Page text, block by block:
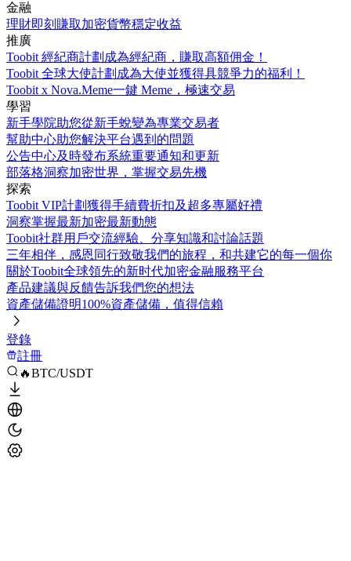
金融
理財即刻賺取加密貨幣穩定收益
推廣
Toobit 經紀商計劃 成為經紀商，賺取高額佣金！
Toobit 全球大使計劃 成為大使並獲得具競爭力的福利！
Toobit x Nova.Meme一鍵 Meme，極速交易
學習
新手學院助您從新手蛻變為專業交易者
幫助中心助您解決平台遇到的問題
公告中心及時發布系統重要通知和更新
部落格洞察加密世界，掌握交易先機
探索
Toobit VIP計劃獲得手續費折扣及超多專屬好禮
洞察掌握最新加密最新動態
Toobit社群用戶交流經驗、分享知識和討論話題
三年相伴，感恩同行致敬我們的旅程，和共建它的每一個你
關於Toobit全球領先的新时代加密金融服務平台
產品建議與反饋告訴我們您的想法
資產儲備證明100%資產儲備，值得信賴
登錄
註冊
🔥BTC/USDT